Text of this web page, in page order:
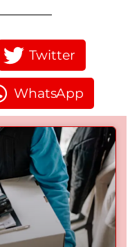
Twitter
WhatsApp